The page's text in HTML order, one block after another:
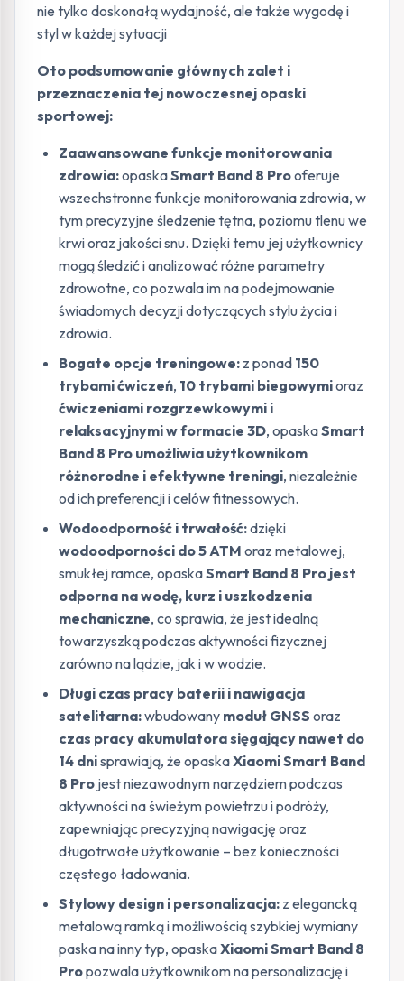
nie tylko doskonałą wydajność, ale także wygodę i
styl w każdej sytuacji
Oto podsumowanie głównych zalet i
przeznaczenia tej nowoczesnej opaski
sportowej:
Zaawansowane funkcje monitorowania
zdrowia:opaskaSmart Band 8 Prooferuje
wszechstronne funkcje monitorowania zdrowia, w
tym precyzyjne śledzenie tętna, poziomu tlenu we
krwi oraz jakości snu. Dzięki temu jej użytkownicy
mogą śledzić i analizować różne parametry
zdrowotne, co pozwala im na podejmowanie
świadomych decyzji dotyczących stylu życia i
zdrowia.
Bogate opcje treningowe: z ponad 150
trybami ćwiczeń, 10 trybami biegowymioraz
ćwiczeniami rozgrzewkowymi i
relaksacyjnymi w formacie 3D, opaskaSmart
Band 8 Pro umożliwia użytkownikom
różnorodne i efektywne treningi, niezależnie
od ich preferencji i celów fitnessowych.
Wodoodporność i trwałość:dzięki
wodoodporności do 5 ATM oraz metalowej,
smukłej ramce, opaskaSmart Band 8 Pro jest
odporna na wodę, kurz i uszkodzenia
mechaniczne, co sprawia, że jest idealną
towarzyszką podczas aktywności fizycznej
zarówno na lądzie, jak i w wodzie.
Długi czas pracy baterii i nawigacja
satelitarna:wbudowany moduł GNSS oraz
czas pracy akumulatora sięgający nawet do
14 dnisprawiają, że opaskaXiaomi Smart Band
8 Pro jest niezawodnym narzędziem podczas
aktywności na świeżym powietrzu i podróży,
zapewniając precyzyjną nawigację oraz
długotrwałe użytkowanie – bez konieczności
częstego ładowania.
Stylowy design i personalizacja: z elegancką
metalową ramką i możliwością szybkiej wymiany
paska na inny typ, opaskaXiaomi Smart Band 8
Propozwala użytkownikom na personalizację i